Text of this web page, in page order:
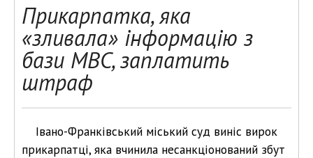
Прикарпатка, яка
«зливала» інформацію з
бази МВС, заплатить
штраф
Івано-Франківський міський суд виніс вирок
прикарпатці, яка вчинила несанкціонований збут